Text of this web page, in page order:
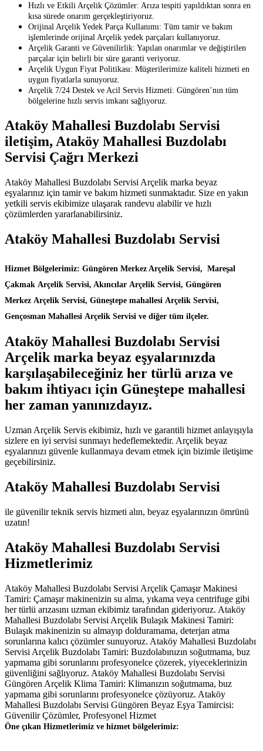
Hızlı ve Etkili Arçelik Çözümler: Arıza tespiti yapıldıktan sonra en
kısa sürede onarım gerçekleştiriyoruz.
Orijinal Arçelik Yedek Parça Kullanımı: Tüm tamir ve bakım
işlemlerinde orijinal Arçelik yedek parçaları kullanıyoruz.
Arçelik Garanti ve Güvenilirlik: Yapılan onarımlar ve değiştirilen
parçalar için belirli bir süre garanti veriyoruz.
Arçelik Uygun Fiyat Politikası: Müşterilerimize kaliteli hizmeti en
uygun fiyatlarla sunuyoruz.
Arçelik 7/24 Destek ve Acil Servis Hizmeti: Güngören’nın tüm
bölgelerine hızlı servis imkanı sağlıyoruz.
Ataköy Mahallesi Buzdolabı Servisi
iletişim, Ataköy Mahallesi Buzdolabı
Servisi Çağrı Merkezi
Ataköy Mahallesi Buzdolabı Servisi Arçelik marka beyaz
eşyalarınız için tamir ve bakım hizmeti sunmaktadır. Size en yakın
yetkili servis ekibimize ulaşarak randevu alabilir ve hızlı
çözümlerden yararlanabilirsiniz.
Ataköy Mahallesi Buzdolabı Servisi
Hizmet Bölgelerimiz: Güngören Merkez Arçelik Servisi, Mareşal
Çakmak Arçelik Servisi, Akıncılar Arçelik Servisi, Güngören
Merkez Arçelik Servisi, Güneştepe mahallesi Arçelik Servisi,
Gençosman Mahallesi Arçelik Servisi ve diğer tüm ilçeler.
Ataköy Mahallesi Buzdolabı Servisi
Arçelik marka beyaz eşyalarınızda
karşılaşabileceğiniz her türlü arıza ve
bakım ihtiyacı için Güneştepe mahallesi
her zaman yanınızdayız.
Uzman Arçelik Servis ekibimiz, hızlı ve garantili hizmet anlayışıyla
sizlere en iyi servisi sunmayı hedeflemektedir. Arçelik beyaz
eşyalarınızı güvenle kullanmaya devam etmek için bizimle iletişime
geçebilirsiniz.
Ataköy Mahallesi Buzdolabı Servisi
ile güvenilir teknik servis hizmeti alın, beyaz eşyalarınızın ömrünü
uzatın!
Ataköy Mahallesi Buzdolabı Servisi
Hizmetlerimiz
Ataköy Mahallesi Buzdolabı Servisi Arçelik Çamaşır Makinesi
Tamiri: Çamaşır makinenizin su alma, yıkama veya centrifuge gibi
her türlü arızasını uzman ekibimiz tarafından gideriyoruz. Ataköy
Mahallesi Buzdolabı Servisi Arçelik Bulaşık Makinesi Tamiri:
Bulaşık makinenizin su almayıp dolduramama, deterjan atma
sorunlarına kalıcı çözümler sunuyoruz. Ataköy Mahallesi Buzdolabı
Servisi Arçelik Buzdolabı Tamiri: Buzdolabınızın soğutmama, buz
yapmama gibi sorunlarını profesyonelce çözerek, yiyeceklerinizin
güvenliğini sağlıyoruz. Ataköy Mahallesi Buzdolabı Servisi
Güngören Arçelik Klima Tamiri: Klimanızın soğutmama, buz
yapmama gibi sorunlarını profesyonelce çözüyoruz. Ataköy
Mahallesi Buzdolabı Servisi Güngören Beyaz Eşya Tamircisi:
Güvenilir Çözümler, Profesyonel Hizmet
Öne çıkan Hizmetlerimiz ve hizmet bölgelerimiz: